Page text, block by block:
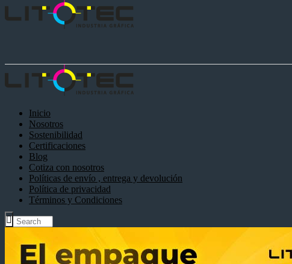
Inicio
Nosotros
Sostenibilidad
Certificaciones
Blog
Cotiza con nosotros
Políticas de envío , entrega y devolución
Política de privacidad
Términos y Condiciones